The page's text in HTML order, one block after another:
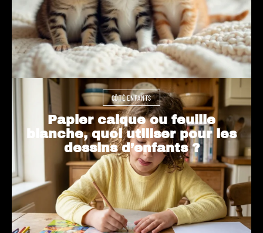
CÔTÉ ENFANTS
Papier calque ou feuille
blanche, quoi utiliser pour les
dessins d’enfants ?